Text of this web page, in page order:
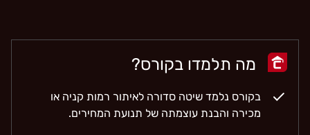
מה תלמדו בקורס?
בקורס נלמד שיטה סדורה לאיתור רמות קניה או
מכירה והבנת עוצמתה של תנועת המחירים.